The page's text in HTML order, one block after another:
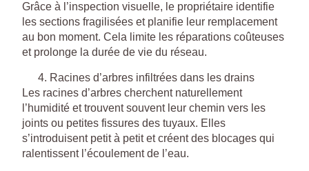
Grâce à l’inspection visuelle, le propriétaire identifie
les sections fragilisées et planifie leur remplacement
au bon moment. Cela limite les réparations coûteuses
et prolonge la durée de vie du réseau.
Racines d’arbres infiltrées dans les drains
Les racines d’arbres cherchent naturellement
l’humidité et trouvent souvent leur chemin vers les
joints ou petites fissures des tuyaux. Elles
s’introduisent petit à petit et créent des blocages qui
ralentissent l’écoulement de l’eau.